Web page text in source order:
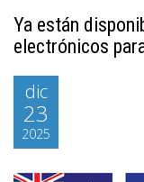
Ya están
electrónicos
dic
23
2025